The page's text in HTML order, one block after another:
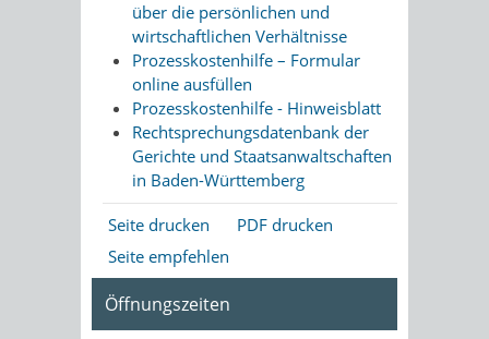
über die persönlichen und
wirtschaftlichen Verhältnisse
Prozesskosten­hilfe – Formular
online ausfüllen
Prozesskostenhilfe - Hinweisblatt
Rechtsprechungsdatenbank der
Gerichte und Staatsanwaltschaften
in Baden-Württemberg
Seite drucken
PDF drucken
Seite empfehlen
Öffnungszeiten